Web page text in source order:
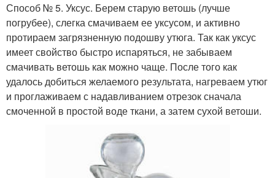
Способ № 5. Уксус. Берем старую ветошь (лучше
погрубее), слегка смачиваем ее уксусом, и активно
протираем загрязненную подошву утюга. Так как уксус
имеет свойство быстро испаряться, не забываем
смачивать ветошь как можно чаще. После того как
удалось добиться желаемого результата, нагреваем утюг
и проглаживаем с надавливанием отрезок сначала
смоченной в простой воде ткани, а затем сухой ветоши.